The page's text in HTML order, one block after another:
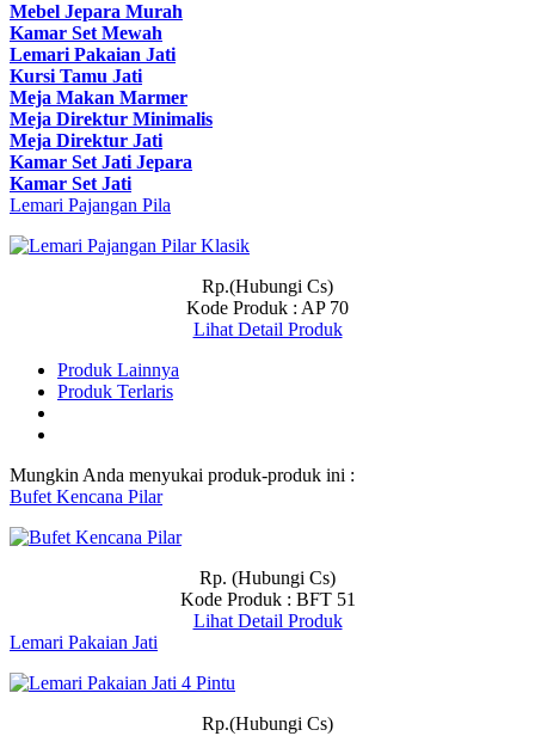
Mebel Jepara Murah
Kamar Set Mewah
Lemari Pakaian Jati
Kursi Tamu Jati
Meja Makan Marmer
Meja Direktur Minimalis
Meja Direktur Jati
Kamar Set Jati Jepara
Kamar Set Jati
Lemari Pajangan Pila
Rp.(Hubungi Cs)
Kode Produk : AP 70
Lihat Detail Produk
Produk Lainnya
Produk Terlaris
Mungkin Anda menyukai produk-produk ini :
Bufet Kencana Pilar
Rp. (Hubungi Cs)
Kode Produk : BFT 51
Lihat Detail Produk
Lemari Pakaian Jati
Rp.(Hubungi Cs)